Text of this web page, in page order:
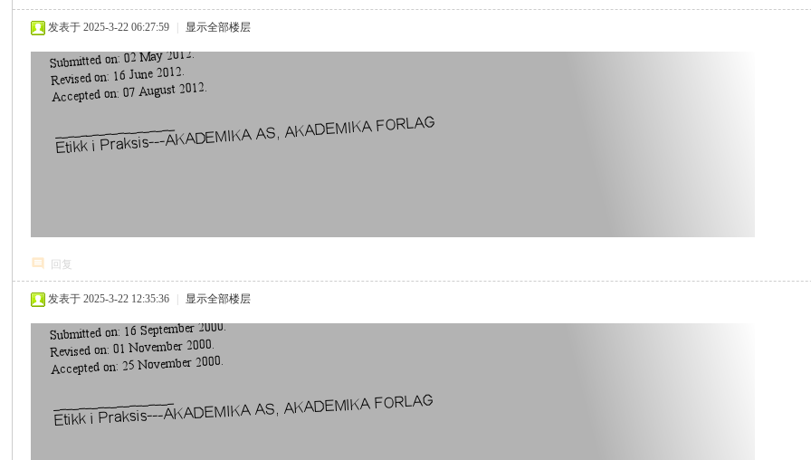
发表于 2025-3-22 06:27:59 显示全部楼层
回复
发表于 2025-3-22 12:35:36 显示全部楼层